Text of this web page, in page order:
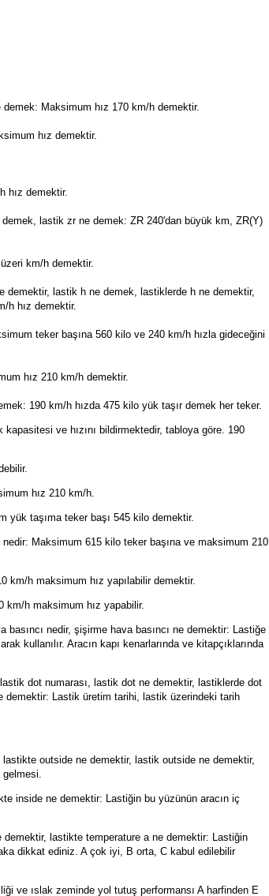
Maksimum hız 170 km/h demektir.
hız demektir.
hız demektir.
lastik zr ne demek: ZR 240'dan büyük km, ZR(Y)
km/h demektir.
lastik h ne demek, lastiklerde h ne demektir,
h hız demektir.
teker başına 560 kilo ve 240 km/h hızla gideceğini
hız 210 km/h demektir.
190 km/h hızda 475 kilo yük taşır demek her teker.
ve hızını bildirmektedir, tabloya göre. 190
hız 210 km/h.
taşıma teker başı 545 kilo demektir.
Maksimum 615 kilo teker başına ve maksimum 210
h maksimum hız yapılabilir demektir.
h maksimum hız yapabilir.
basıncı nedir, şişirme hava basıncı ne demektir: Lastiğe
kullanılır. Aracın kapı kenarlarında ve kitapçıklarında
dot numarası, lastik dot ne demektir, lastiklerde dot
demektir: Lastik üretim tarihi, lastik üzerindeki tarih
outside ne demektir, lastik outside ne demektir,
gelmesi.
inside ne demektir: Lastiğin bu yüzünün aracın iç
demektir, lastikte temperature a ne demektir:
Lastiğin
dikkat ediniz. A çok iyi, B orta, C kabul edilebilir
ve ıslak zeminde yol tutuş performansı A harfinden E